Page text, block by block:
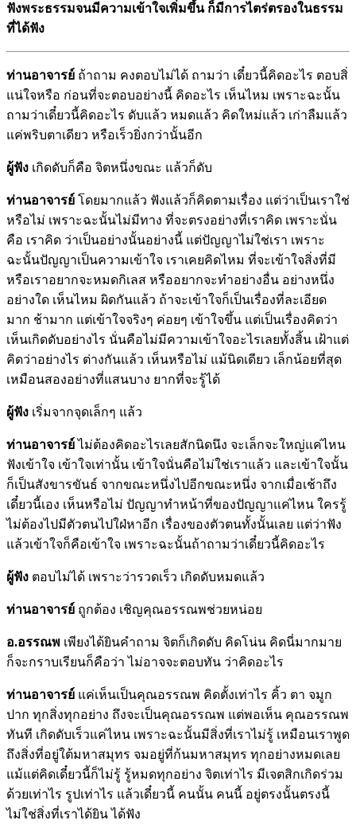
ฟังพระธรรมจนมีความเข้าใจเพิ่มขึ้น ก็มีการไตร่ตรองในธรรม
ที่ได้ฟัง
ท่านอาจารย์ ถ้าถาม คงตอบไม่ได้ ถามว่า เดี๋ยวนี้คิดอะไร ตอบสิ่
แน่ใจหรือ ก่อนที่จะตอบอย่างนี้ คิดอะไร เห็นไหม เพราะฉะนั้น
ถามว่าเดี๋ยวนี้คิดอะไร ดับแล้ว หมดแล้ว คิดใหม่แล้ว เก่าลืมแล้ว
แค่พริบตาเดียว หรือเร็วยิ่งกว่านั้นอีก
ผู้ฟัง เกิดดับก็คือ จิตหนึ่งขณะ แล้วก็ดับ
ท่านอาจารย์ โดยมากแล้ว ฟังแล้วก็คิดตามเรื่อง แต่ว่าเป็นเราใช่
หรือไม่ เพราะฉะนั้นไม่มีทาง ที่จะตรงอย่างที่เราคิด เพราะนั่น
คือ เราคิด ว่าเป็นอย่างนั้นอย่างนี้ แต่ปัญญาไม่ใช่เรา เพราะ
ฉะนั้นปัญญาเป็นความเข้าใจ เราเคยคิดไหม ที่จะเข้าใจสิ่งที่มี
หรือเราอยากจะหมดกิเลส หรืออยากจะทำอย่างอื่น อย่างหนึ่ง
อย่างใด เห็นไหม ผิดกันแล้ว ถ้าจะเข้าใจก็เป็นเรื่องที่ละเอียด
มาก ช้ามาก แต่เข้าใจจริงๆ ค่อยๆ เข้าใจขึ้น แต่เป็นเรื่องคิดว่า
เห็นเกิดดับอย่างไร นั่นคือไม่มีความเข้าใจอะไรเลยทั้งสิ้น เฝ้าแต่
คิดว่าอย่างไร ต่างกันแล้ว เห็นหรือไม่ แม้นิดเดียว เล็กน้อยที่สุด
เหมือนสองอย่างที่แสนบาง ยากที่จะรู้ได้
ผู้ฟัง เริ่มจากจุดเล็กๆ แล้ว
ท่านอาจารย์ไม่ต้องคิดอะไรเลยสักนิดนึง จะเล็กจะใหญ่แค่ไหน
ฟังเข้าใจ เข้าใจเท่านั้น เข้าใจนั่นคือไม่ใช่เราแล้ว และเข้าใจนั้น
ก็เป็นสังขารขันธ์ จากขณะหนึ่งไปอีกขณะหนึ่ง จากเมื่อเช้าถึง
เดี๋ยวนี้เอง เห็นหรือไม่ ปัญญาทำหน้าที่ของปัญญาแค่ไหน ใครรู้
ไม่ต้องไปมีตัวตนไปใฝ่หาอีก เรื่องของตัวตนทั้งนั้นเลย แต่ว่าฟัง
แล้วเข้าใจก็คือเข้าใจ เพราะฉะนั้นถ้าถามว่าเดี๋ยวนี้คิดอะไร
ผู้ฟัง ตอบไม่ได้ เพราะว่ารวดเร็ว เกิดดับหมดแล้ว
ท่านอาจารย์ ถูกต้อง เชิญคุณอรรณพช่วยหน่อย
อ.อรรณพ เพียงได้ยินคำถาม จิตก็เกิดดับ คิดโน่น คิดนี่มากมาย
ก็จะกราบเรียนก็คือว่า ไม่อาจจะตอบทัน ว่าคิดอะไร
ท่านอาจารย์ แค่เห็นเป็นคุณอรรณพ คิดตั้งเท่าไร คิ้ว ตา จมูก
ปาก ทุกสิ่งทุกอย่าง ถึงจะเป็นคุณอรรณพ แต่พอเห็น คุณอรรณพ
ทันที เกิดดับเร็วแค่ไหน เพราะฉะนั้นมีสิ่งที่เราไม่รู้ เหมือนเราพูด
ถึงสิ่งที่อยู่ใต้มหาสมุทร จมอยู่ที่ก้นมหาสมุทร ทุกอย่างหมดเลย
แม้แต่คิดเดี๋ยวนี้ก็ไม่รู้ รู้หมดทุกอย่าง จิตเท่าไร มีเจตสิกเกิดร่วม
ด้วยเท่าไร รูปเท่าไร แล้วเดี๋ยวนี้ คนนั้น คนนี้ อยู่ตรงนั้นตรงนี้
ไม่ใช่สิ่งที่เราได้ยิน ได้ฟัง